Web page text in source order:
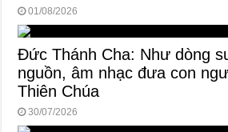
01/08/2026
Đức Thánh Cha: Như dòng
nguồn, âm nhạc đưa con
Thiên Chúa
30/07/2026